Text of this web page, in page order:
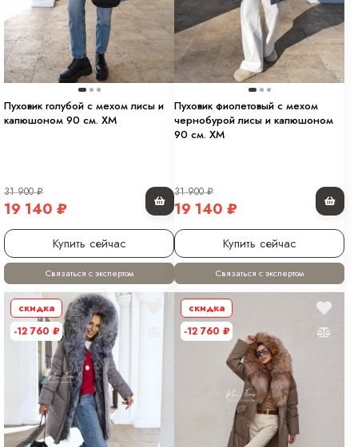
Пуховик голубой с мехом лисы и
капюшоном 90 см. ХМ
31 900₽
19 140 ₽
Купить сейчас
Связаться с экспертом
Пуховик фиолетовый с мехом
чернобурой лисы и капюшоном
90 см. ХМ
31 900₽
19 140 ₽
Купить сейчас
Связаться с экспертом
скидка
-12 760 ₽
скидка
-12 760 ₽